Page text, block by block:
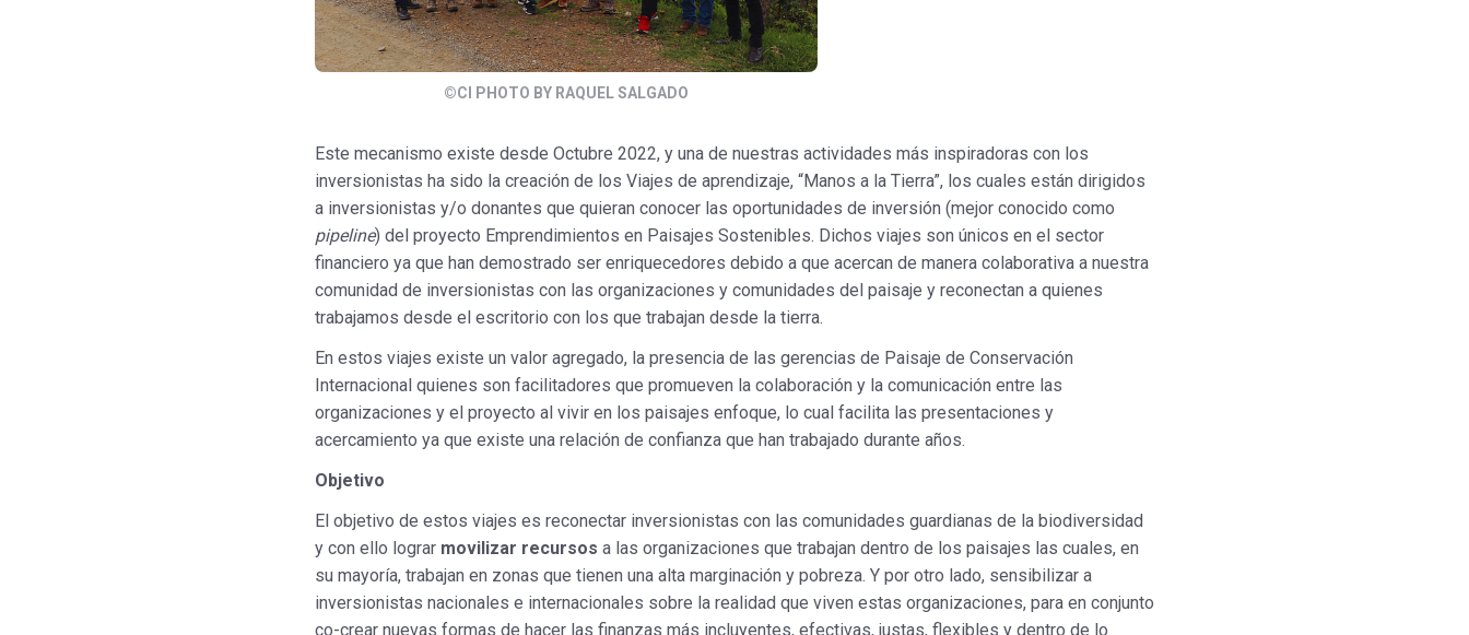
©CI PHOTO BY RAQUEL SALGADO
Este mecanismo existe desde Octubre 2022, y una de nuestras actividades más inspiradoras con los
inversionistas ha sido la creación de los Viajes de aprendizaje, “Manos a la Tierra”, los cuales están dirigidos
a inversionistas y/o donantes que quieran conocer las oportunidades de inversión (mejor conocido como
pipeline) del proyecto Emprendimientos en Paisajes Sostenibles. Dichos viajes son únicos en el sector
financiero ya que han demostrado ser enriquecedores debido a que acercan de manera colaborativa a nuestra
comunidad de inversionistas con las organizaciones y comunidades del paisaje y reconectan a quienes
trabajamos desde el escritorio con los que trabajan desde la tierra.
En estos viajes existe un valor agregado, la presencia de las gerencias de Paisaje de Conservación
Internacional quienes son facilitadores que promueven la colaboración y la comunicación entre las
organizaciones y el proyecto al vivir en los paisajes enfoque, lo cual facilita las presentaciones y
acercamiento ya que existe una relación de confianza que han trabajado durante años.
Objetivo
El objetivo de estos viajes es reconectar inversionistas con las comunidades guardianas de la biodiversidad
y con ello lograr movilizar recursos a las organizaciones que trabajan dentro de los paisajes las cuales, en
su mayoría, trabajan en zonas que tienen una alta marginación y pobreza. Y por otro lado, sensibilizar a
inversionistas nacionales e internacionales sobre la realidad que viven estas organizaciones, para en conjunto
co-crear nuevas formas de hacer las finanzas más incluyentes, efectivas, justas, flexibles y dentro de lo